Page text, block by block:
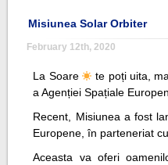
Misiunea Solar Orbiter
February 12th, 2020
La Soare
te poți uita,
a Agenției Spațiale
Recent, Misiunea a fost
Europene, în parteneriat
Aceasta va oferi